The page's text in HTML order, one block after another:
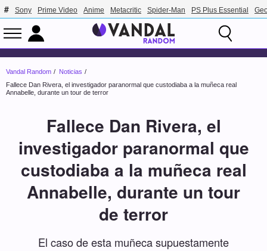
Sony Prime Video Anime Metacritic Spider-Man PS Plus Essential
Vandal Random
Noticias
Fallece Dan Rivera, el investigador paranormal que custodiaba a la muñeca real
Annabelle, durante un tour de terror
Fallece Dan Rivera, el
investigador paranormal que
custodiaba a la muñeca real
Annabelle, durante un tour
de terror
El caso de esta muñeca supuestamente